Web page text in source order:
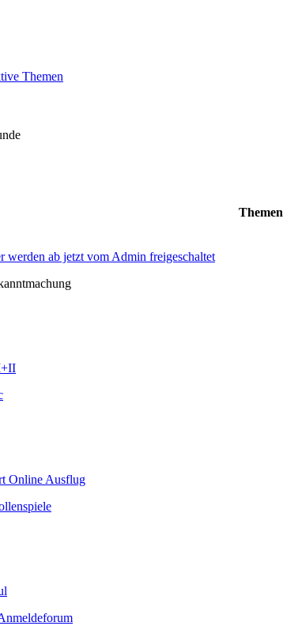
Themen
Themen
werden ab jetzt vom Admin freigeschaltet
Online Ausflug